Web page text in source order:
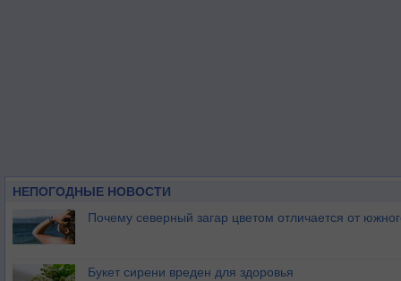
НЕПОГОДНЫЕ НОВОСТИ
Почему северный загар цветом отличается от
Букет сирени вреден для здоровья